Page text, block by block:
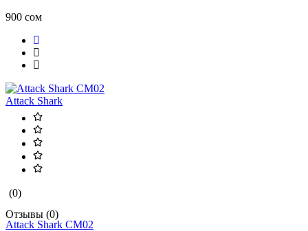
900 сом
Attack Shark
(0)
Отзывы (0)
Attack Shark CM02